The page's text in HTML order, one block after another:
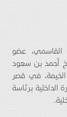
عضو
أحمد بن سعود
في قصر
برئاسة